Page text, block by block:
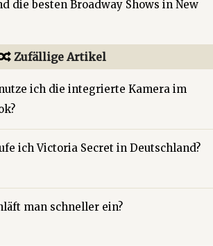
die besten Broadway Shows in New
Zufällige Artikel
ich die integrierte Kamera im
ich Victoria Secret in Deutschland?
man schneller ein?